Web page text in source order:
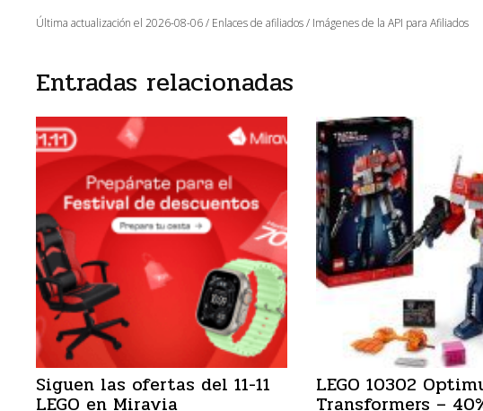
Última actualización el 2026-08-06 / Enlaces de afiliados / Imágenes de la API para Afiliados
Entradas relacionadas
Siguen las ofertas del 11-11
LEGO en Miravia
LEGO 10302
Transformers –